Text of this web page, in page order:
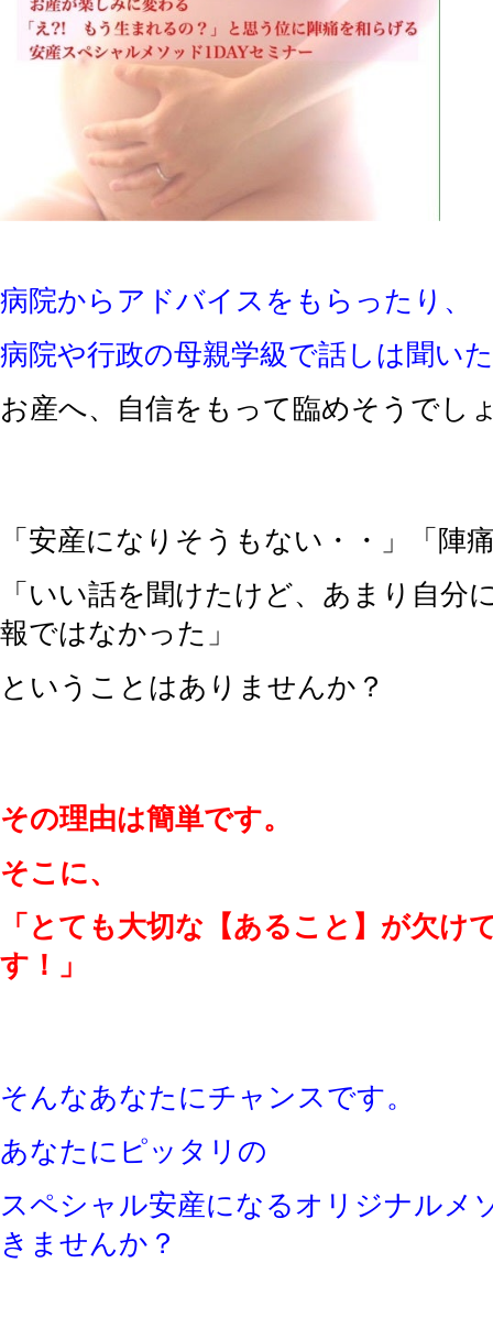
病院からアドバイスをもらったり、
病院や行政の母親学級で話しは聞い
お産へ、自信をもって臨めそうでし
「安産になりそうもない・・」「陣
「いい話を聞けたけど、あまり自分
報ではなかった」
ということはありませんか？
その理由は簡単です。
そこに、
「とても大切な【あること】が欠け
す！」
そんなあなたにチャンスです。
あなたにピッタリの
スペシャル安産になるオリジナルメ
きませんか？